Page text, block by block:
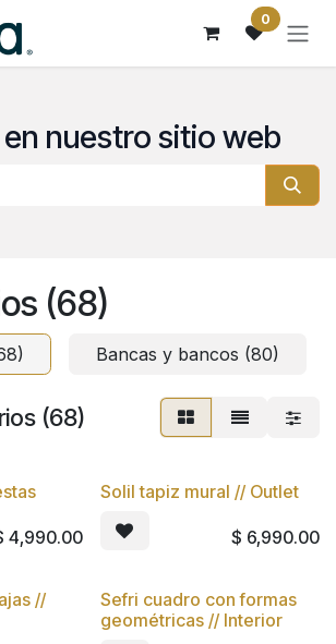
0
nuestro sitio web
(68)
Bancas y bancos (80)
(68)
4,990.00
Solil tapiz mural // Outlet
$ 6,990.00
//
Sefri cuadro con formas
geométricas // Interior